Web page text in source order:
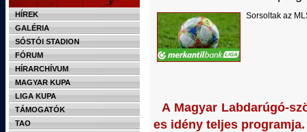
HÍREK
GALÉRIA
SÓSTÓI STADION
FÓRUM
HÍRARCHÍVUM
MAGYAR KUPA
LIGA KUPA
TÁMOGATÓK
TAO
Sorsoltak az
A Magyar Labdarúgó-
es idény teljes programja.